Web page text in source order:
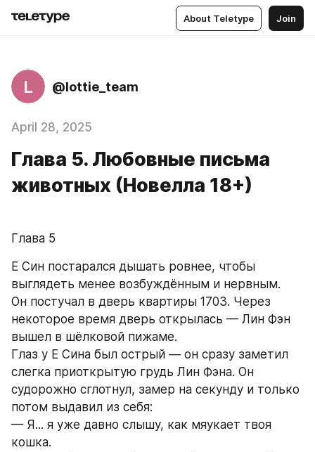
About Teletype Join
L @lottie_team
April 28, 2025
Глава 5. Любовные письма
животных (Новелла 18+)
Глава 5
Е Син постарался дышать ровнее, чтобы
выглядеть менее возбуждённым и нервным.
Он постучал в дверь квартиры 1703. Через
некоторое время дверь открылась — Лин Фэн
вышел в шёлковой пижаме.
Глаз у Е Сина был острый — он сразу заметил
слегка приоткрытую грудь Лин Фэна. Он
судорожно сглотнул, замер на секунду и только
потом выдавил из себя:
— Я... я уже давно слышу, как мяукает твоя
кошка.